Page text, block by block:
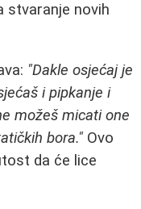
stvaranje novih
"Dakle osjećaj je
i pipkanje i
možeš micati one
bora." Ovo
da će lice